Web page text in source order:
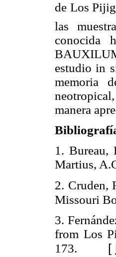
de Los
las
conocida
estudio in
memoria
manera
1. Bureau,
Martius,
2. Cruden,
Missouri
3.
from Los
173.
[